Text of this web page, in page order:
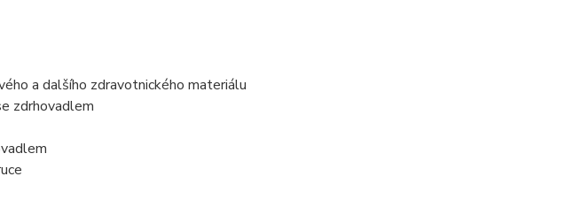
a dalšího zdravotnického materiálu
zdrhovadlem